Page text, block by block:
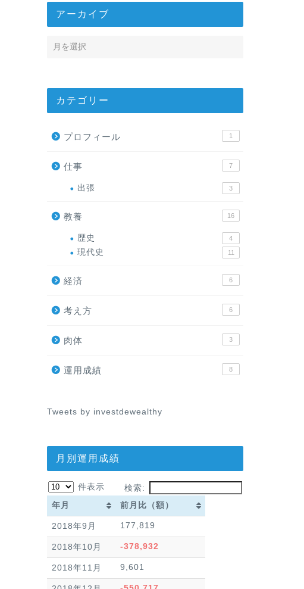
アーカイブ
カテゴリー
プロフィール 1
仕事 7
出張 3
教養 16
歴史 4
現代史 11
経済 6
考え方 6
肉体 3
運用成績 8
Tweets by investdewealthy
月別運用成績
件表示
検索:
年月
前月比（額）
年月
前月比（額）
2018年9月 177,819
2018年10月 -378,932
2018年11月 9,601